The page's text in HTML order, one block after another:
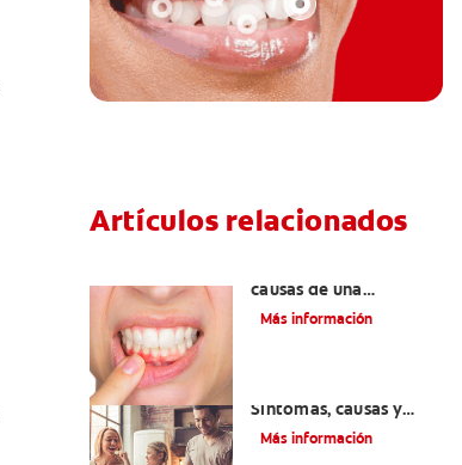
Artículos relacionados
causas de una
inflamación de encía
Más información
Síntomas, causas y
tratamiento
Más información